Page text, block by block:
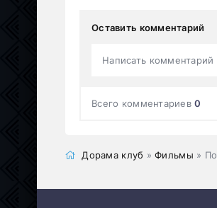
Оставить комментарий
Написать комментарий
Всего комментариев0
Дорама клуб »Фильмы »